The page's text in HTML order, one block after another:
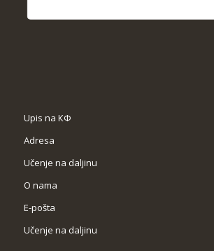
Upis na КФ
Adresa
Učenje na daljinu
O nama
Е-pošta
Učenje na daljinu